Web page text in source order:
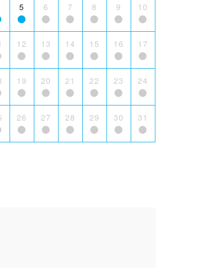
5 6 7 8 9 10
12 13 14 15 16 17
19 20 21 22 23 24
26 27 28 29 30 31